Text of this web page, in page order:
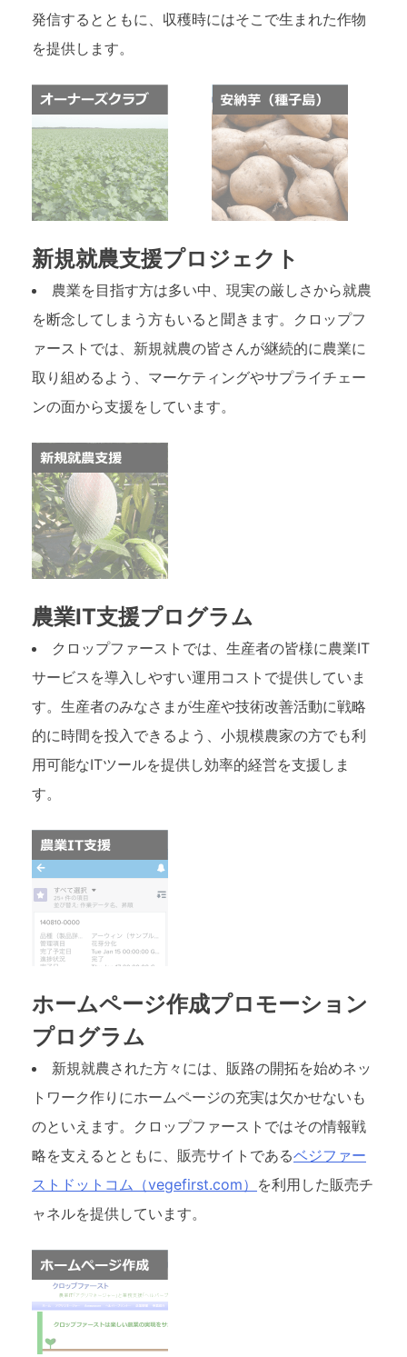
発信するとともに、収穫時にはそこで生まれた作物
を提供します。
新規就農支援プロジェクト
農業を目指す方は多い中、現実の厳しさから就農
を断念してしまう方もいると聞きます。クロップフ
ァーストでは、新規就農の皆さんが継続的に農業に
取り組めるよう、マーケティングやサプライチェー
ンの面から支援をしています。
農業IT支援プログラム
クロップファーストでは、生産者の皆様に農業IT
サービスを導入しやすい運用コストで提供していま
す。生産者のみなさまが生産や技術改善活動に戦略
的に時間を投入できるよう、小規模農家の方でも利
用可能なITツールを提供し効率的経営を支援しま
す。
ホームページ作成プロモーション
プログラム
新規就農された方々には、販路の開拓を始めネッ
トワーク作りにホームページの充実は欠かせないも
のといえます。クロップファーストではその情報戦
略を支えるとともに、販売サイトであるベジファー
ストドットコム（vegefirst.com） を利用した販売チ
ャネルを提供しています。